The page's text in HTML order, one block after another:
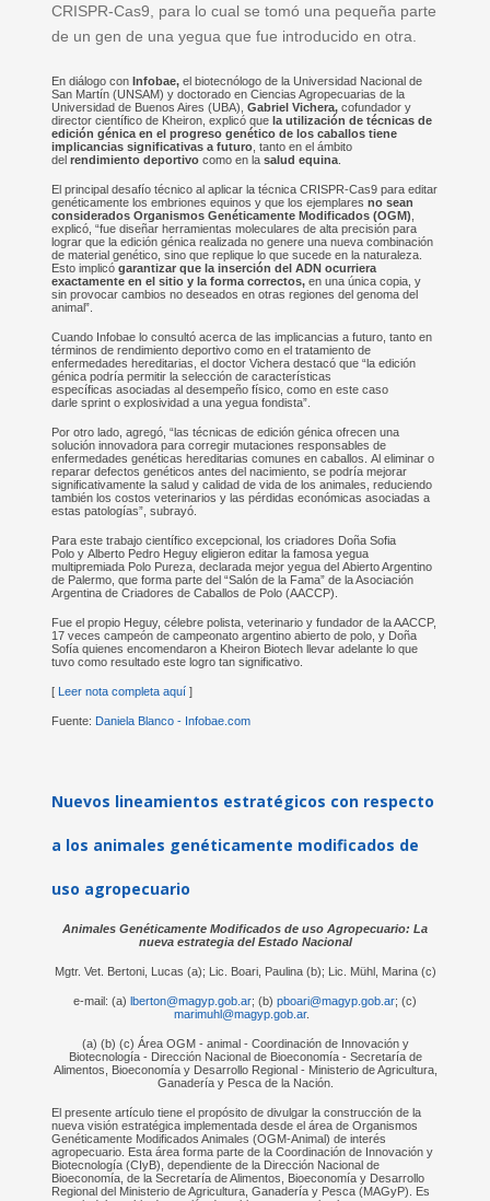
CRISPR-Cas9, para lo cual se tomó una pequeña parte
de un gen de una yegua que fue introducido en otra.
En diálogo con Infobae,el biotecnólogo de la Universidad Nacional de
San Martín (UNSAM) y doctorado en Ciencias Agropecuarias de la
Universidad de Buenos Aires (UBA), Gabriel Vichera,cofundador y
director científico de Kheiron, explicó que la utilización de técnicas de
edición génica en el progreso genético de los caballos tiene
implicancias significativas a futuro, tanto en el ámbito
del rendimiento deportivocomo en la salud equina.
El principal desafío técnico al aplicar la técnica CRISPR-Cas9 para editar
genéticamente los embriones equinos y que los ejemplares no sean
considerados Organismos Genéticamente Modificados (OGM)
explicó, “fue diseñar herramientas moleculares de alta precisión para
lograr que la edición génica realizada no genere una nueva combinación
de material genético, sino que replique lo que sucede en la naturaleza.
Esto implicó garantizar que la inserción del ADN ocurriera
exactamente en el sitio y la forma correctos, en una única copia, y
sin provocar cambios no deseados en otras regiones del genoma del
animal”.
Cuando Infobae lo consultó acerca de las implicancias a futuro, tanto en
términos de rendimiento deportivo como en el tratamiento de
enfermedades hereditarias, el doctor Vichera destacó que “la edición
génica podría permitir la selección de características
específicas asociadas al desempeño físico, como en este caso
darle sprint o explosividad a una yegua fondista”.
Por otro lado, agregó, “las técnicas de edición génica ofrecen una
solución innovadora para corregir mutaciones responsables de
enfermedades genéticas hereditarias comunes en caballos. Al eliminar o
reparar defectos genéticos antes del nacimiento, se podría mejorar
significativamente la salud y calidad de vida de los animales, reduciendo
también los costos veterinarios y las pérdidas económicas asociadas a
estas patologías”, subrayó.
Para este trabajo científico excepcional, los criadores Doña Sofia
Polo y Alberto Pedro Heguy eligieron editar la famosa yegua
multipremiada Polo Pureza, declarada mejor yegua del Abierto Argentino
de Palermo, que forma parte del “Salón de la Fama” de la Asociación
Argentina de Criadores de Caballos de Polo (AACCP).
Fue el propio Heguy, célebre polista, veterinario y fundador de la AACCP,
17 veces campeón de campeonato argentino abierto de polo, y Doña
Sofía quienes encomendaron a Kheiron Biotech llevar adelante lo que
tuvo como resultado este logro tan significativo.
[Leer nota completa aquí]
Fuente: Daniela Blanco - Infobae.com
Nuevos lineamientos estratégicos con respecto
a los animales genéticamente modificados de
uso agropecuario
Animales Genéticamente Modificados de uso Agropecuario: La
nueva estrategia del Estado Nacional
Mgtr. Vet. Bertoni, Lucas (a); Lic. Boari, Paulina (b); Lic. Mühl, Marina (c)
e-mail: (a) lberton@magyp.gob.ar; (b) pboari@magyp.gob.ar; (c)
marimuhl@magyp.gob.ar.
(a) (b) (c) Área OGM - animal - Coordinación de Innovación y
Biotecnología - Dirección Nacional de Bioeconomía - Secretaría de
Alimentos, Bioeconomía y Desarrollo Regional - Ministerio de Agricultura,
Ganadería y Pesca de la Nación.
El presente artículo tiene el propósito de divulgar la construcción de la
nueva visión estratégica implementada desde el área de Organismos
Genéticamente Modificados Animales (OGM-Animal) de interés
agropecuario. Esta área forma parte de la Coordinación de Innovación y
Biotecnología (CIyB), dependiente de la Dirección Nacional de
Bioeconomía, de la Secretaría de Alimentos, Bioeconomía y Desarrollo
Regional del Ministerio de Agricultura, Ganadería y Pesca (MAGyP). Es